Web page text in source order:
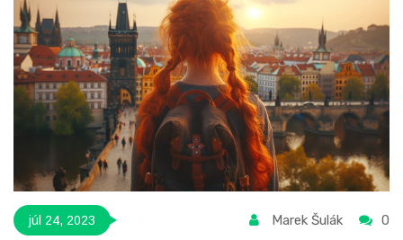
hodiny. Takže ak hľadáte nový spôsob, ako sa odreagovať
a zažiť niečo nové, rozhodne si prečítajte tento blog.
júl 24, 2023 Marek Šulák 0